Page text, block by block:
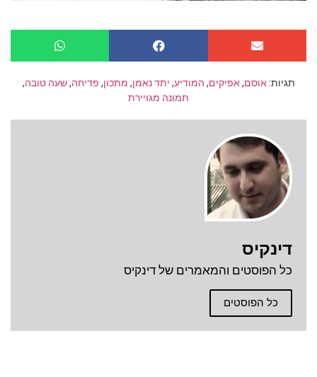
תגיות: אוסם, אפיקים, המודיע, יתד נאמן, מתכון, פדיחה,שעה טובה,
תמונה מגויירת
דינקיס
כל הפוסטים והמאמרים של דינקיס
כל הפוסטים